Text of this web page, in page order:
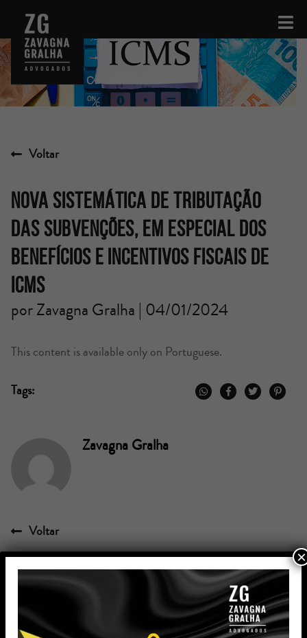
Voltar
NOVA SISTEMÁTICA DE TRIBUTAÇÃO
DAS SUBVENÇÕES, EM ESPECIAL DOS
BENEFÍCIOS E INCENTIVOS FISCAIS DE
ICMS
por Zavagna Gralha | 04/01/2024
This content is available only on Portuguese.
Tags:
Zavagna Gralha
Voltar
×